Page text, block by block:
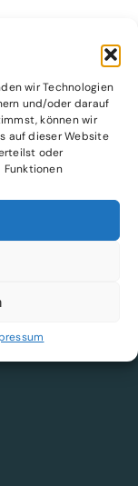
wir Technologien
und/oder darauf
können wir
auf dieser Website
oder
E-